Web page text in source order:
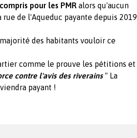
pour les PMR alors qu'aucun
de l'Aqueduc payante depuis 2019
des habitants vouloir ce
comme le prouve les pétitions et
contre l'avis des riverains" La
payant !